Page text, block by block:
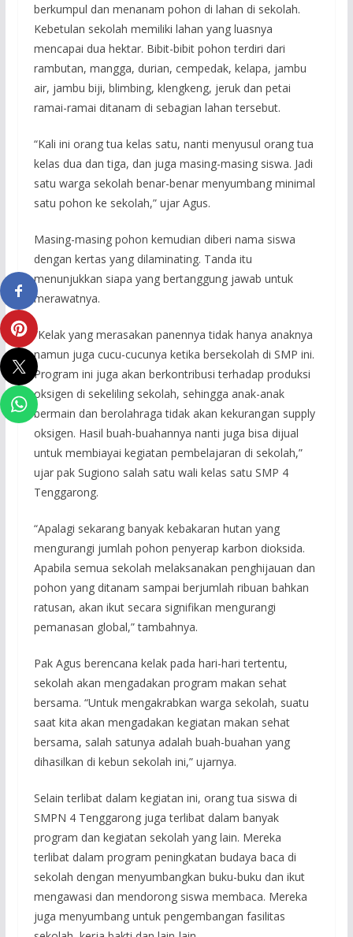
berkumpul dan menanam pohon di lahan di sekolah.
Kebetulan sekolah memiliki lahan yang luasnya
mencapai dua hektar. Bibit-bibit pohon terdiri dari
rambutan, mangga, durian, cempedak, kelapa, jambu
air, jambu biji, blimbing, klengkeng, jeruk dan petai
ramai-ramai ditanam di sebagian lahan tersebut.
“Kali ini orang tua kelas satu, nanti menyusul orang tua
kelas dua dan tiga, dan juga masing-masing siswa. Jadi
satu warga sekolah benar-benar menyumbang minimal
satu pohon ke sekolah,” ujar Agus.
Masing-masing pohon kemudian diberi nama siswa
dengan kertas yang dilaminating. Tanda itu
menunjukkan siapa yang bertanggung jawab untuk
merawatnya.
“Kelak yang merasakan panennya tidak hanya anaknya
namun juga cucu-cucunya ketika bersekolah di SMP ini.
Program ini juga akan berkontribusi terhadap produksi
oksigen di sekeliling sekolah, sehingga anak-anak
bermain dan berolahraga tidak akan kekurangan supply
oksigen. Hasil buah-buahannya nanti juga bisa dijual
untuk membiayai kegiatan pembelajaran di sekolah,”
ujar pak Sugiono salah satu wali kelas satu SMP 4
Tenggarong.
“Apalagi sekarang banyak kebakaran hutan yang
mengurangi jumlah pohon penyerap karbon dioksida.
Apabila semua sekolah melaksanakan penghijauan dan
pohon yang ditanam sampai berjumlah ribuan bahkan
ratusan, akan ikut secara signifikan mengurangi
pemanasan global,” tambahnya.
Pak Agus berencana kelak pada hari-hari tertentu,
sekolah akan mengadakan program makan sehat
bersama. “Untuk mengakrabkan warga sekolah, suatu
saat kita akan mengadakan kegiatan makan sehat
bersama, salah satunya adalah buah-buahan yang
dihasilkan di kebun sekolah ini,” ujarnya.
Selain terlibat dalam kegiatan ini, orang tua siswa di
SMPN 4 Tenggarong juga terlibat dalam banyak
program dan kegiatan sekolah yang lain. Mereka
terlibat dalam program peningkatan budaya baca di
sekolah dengan menyumbangkan buku-buku dan ikut
mengawasi dan mendorong siswa membaca. Mereka
juga menyumbang untuk pengembangan fasilitas